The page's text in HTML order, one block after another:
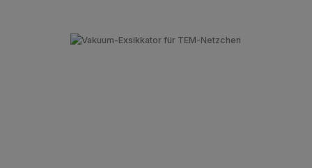
Bildergalerie überspringen